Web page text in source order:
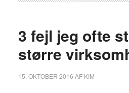
3 fejl jeg ofte
større
15. OKTOBER 2016 AF KIM